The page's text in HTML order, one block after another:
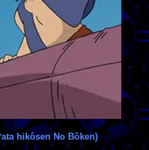
hikôsen No Bôken)